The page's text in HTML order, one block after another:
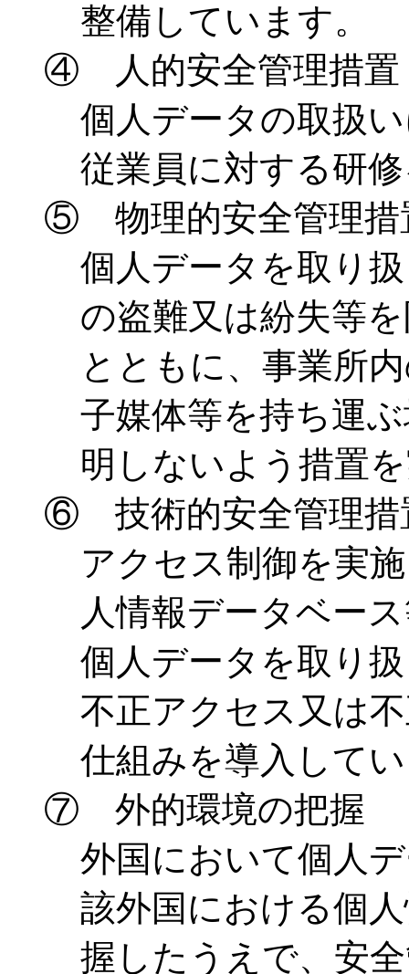
整備しています。
④ 人的安全管理措置
個人データの取扱
従業員に対する研
⑤ 物理的安全管理措
個人データを取り
の盗難又は紛失等
とともに、事業所
子媒体等を持ち運
明しないよう措置
⑥ 技術的安全管理措
アクセス制御を実
人情報データベー
個人データを取り
不正アクセス又は
仕組みを導入して
⑦ 外的環境の把握
外国において個人
該外国における個
握したうえで、安